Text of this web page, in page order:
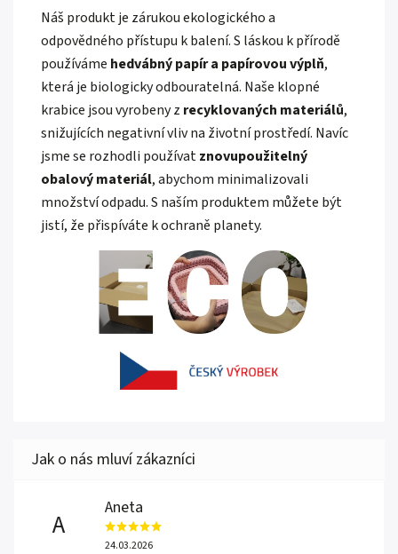
Náš produkt je zárukou ekologického a
odpovědného přístupu k balení. S láskou k přírodě
používáme hedvábný papír a papírovou výplň,
která je biologicky odbouratelná. Naše klopné
krabice jsou vyrobeny z recyklovaných materiálů,
snižujících negativní vliv na životní prostředí. Navíc
jsme se rozhodli používatznovupoužitelný
obalový materiál, abychom minimalizovali
množství odpadu. S naším produktem můžete být
jistí, že přispíváte k ochraně planety.
A
Aneta
24.03.2026